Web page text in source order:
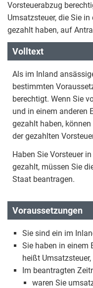
Vorsteuerabzug
Umsatzsteuer, die Sie
gezahlt haben, auf
Volltext
Als im Inland
bestimmten
berechtigt. Wenn Sie
und in einem anderen
gezahlt haben,
der gezahlten
Haben Sie Vorsteuer
gezahlt, müssen Sie
Staat beantragen.
Voraussetzungen
Sie sind ein im
Sie haben in einem
heißt
Im beantragten
waren Sie